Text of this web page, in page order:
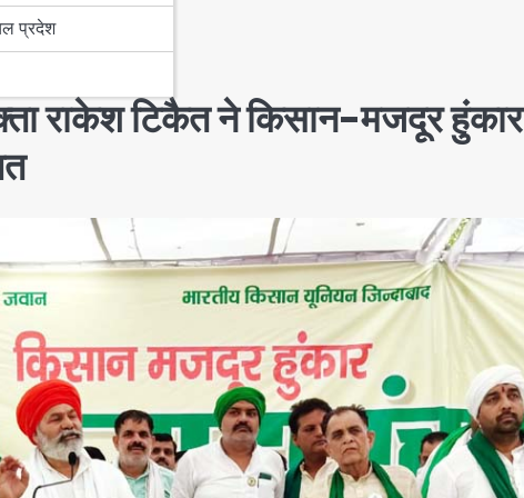
प्रदेश
राकेश टिकैत ने किसान-मजदूर हुंकार